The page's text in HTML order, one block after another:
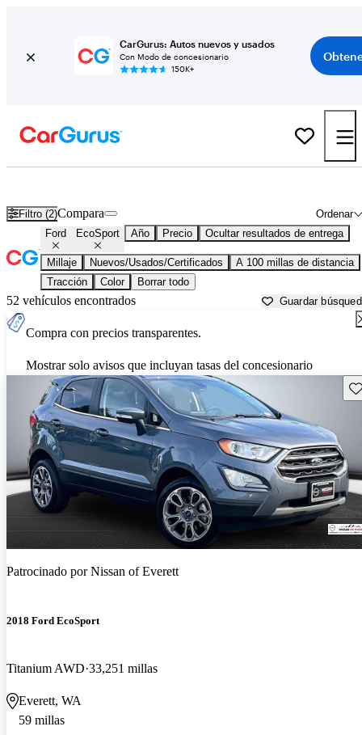
CarGurus: Autos nuevos y usados
Con Modo de concesionario
150K+
Filtro (2) Ordenar
Compara
Ford EcoSport Año Precio Ocultar resultados de entrega
Millaje Nuevos/Usados/Certificados
A 100 millas de distancia
Tracción
Color Borrar todo
52 vehículos encontrados Guardar
Compra con precios transparentes.
Mostrar solo avisos que incluyan tasas del concesionario
Patrocinado porNissan of Everett
2018 Ford EcoSport
Titanium AWD 33,251 millas
Everett, WA
59 millas